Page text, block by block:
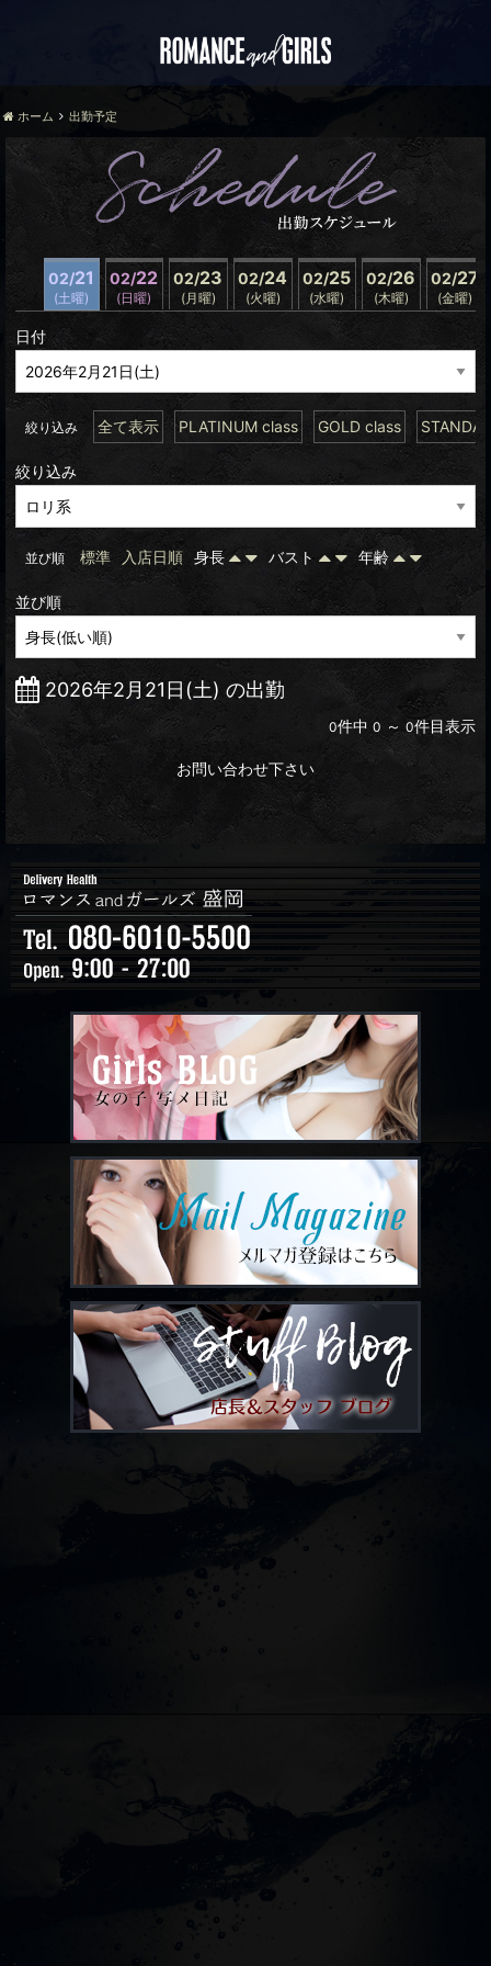
ホーム 出勤予定
02/21
(土曜)
02/22
(日曜)
02/23
(月曜)
02/24
(火曜)
02/25
(水曜)
02/26
(木曜)
02/27
(金曜)
日付
絞り込み 全て表示 PLATINUM class GOLD class
絞り込み
並び順 標準 入店日順 身長 バスト 年齢
並び順
2026年2月21日(土) の出勤
0件中 0 ～ 0件目表示
お問い合わせ下さい